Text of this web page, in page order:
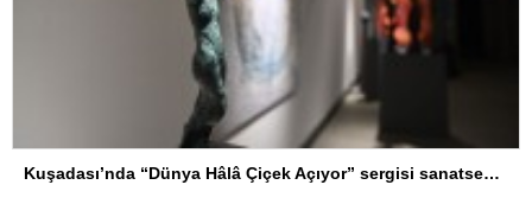
Kuşadası’nda “Dünya Hâlâ Çiçek Açıyor” sergisi sanatseverlerle buluşuyor